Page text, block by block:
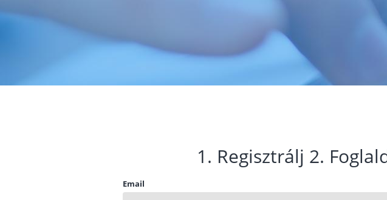
1. Regisztrálj 2.
Email